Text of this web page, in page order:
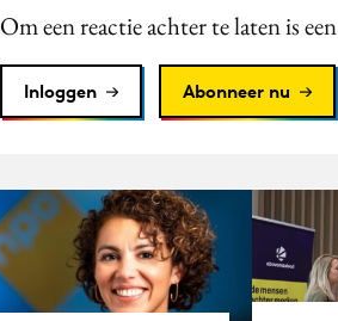
Om een reactie achter te laten is
Inloggen Abonneer nu